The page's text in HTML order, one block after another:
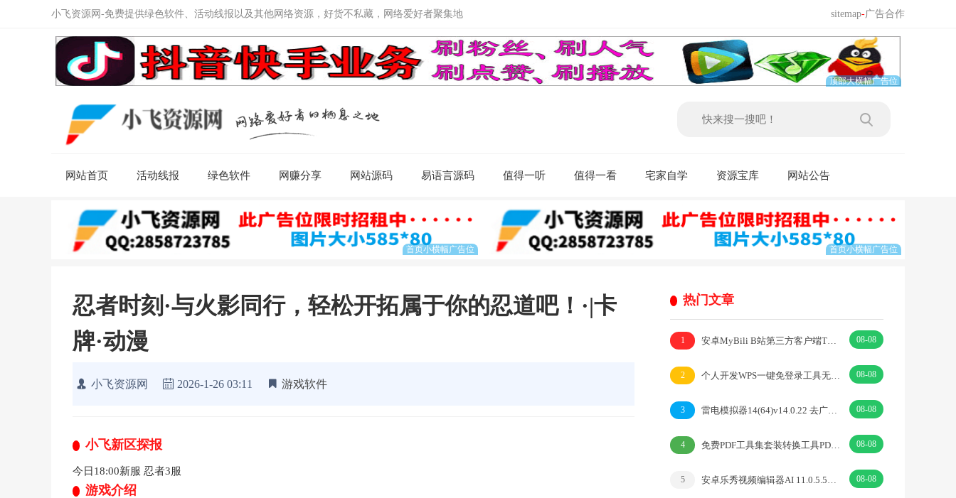
小飞资源网-免费提供绿色软件、活动线报以及其他网络资源，好货不私藏，网络爱好者聚集地 sitemap-广告合作
网站首页 活动线报 绿色软件 网赚分享 网站源码 易语言源码 值得一听 值得一看 宅家自学 资源宝库 网站公告
忍者时刻·与火影同行，轻松开拓属于你的忍道吧！·|卡
牌·动漫
小飞资源网 2026-1-26 03:11 游戏软件
小飞新区探报
今日18:00新服 忍者3服
游戏介绍
热门文章
1 安卓MyBili B站第三方客户端TV版v1.6.9 08-08
2 个人开发WPS一键免登录工具无需登录账号 08-08
3 雷电模拟器14(64)v14.0.22 去广告绿色纯净版 08-08
4 免费PDF工具集套装转换工具PDFgear v2.1.18 08-08
5 安卓乐秀视频编辑器AI 11.0.5.5去广告解锁VIP版 08-08